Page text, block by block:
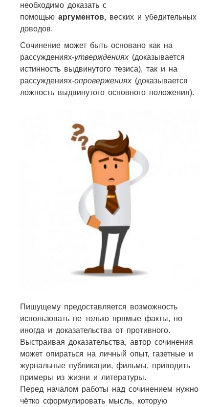
необходимо доказать с
помощью аргументов, веских и убедительных
доводов.
Сочинение может быть основано как на
рассуждениях-утверждениях (доказывается
истинность выдвинутого тезиса), так и на
рассуждениях-опровержениях(доказывается
ложность выдвинутого основного положения).
Пишущему предоставляется возможность
использовать не только прямые факты, но
иногда и доказательства от противного.
Выстраивая доказательства, автор сочинения
может опираться на личный опыт, газетные и
журнальные публикации, фильмы, приводить
примеры из жизни и литературы.
Перед началом работы над сочинением нужно
чётко сформулировать мысль, которую